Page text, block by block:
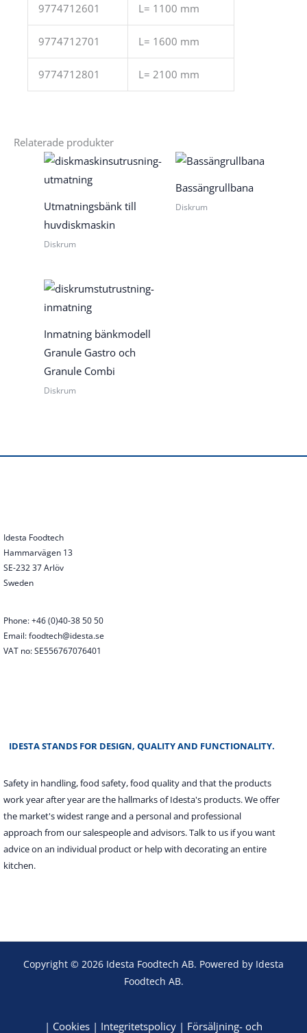
9774712601 L= 1100 mm
9774712701 L= 1600 mm
9774712801 L= 2100 mm
Relaterade produkter
Utmatningsbänk till
huvdiskmaskin
Diskrum
Bassängrullbana
Diskrum
Inmatning bänkmodell
Granule Gastro och
Granule Combi
Diskrum
Idesta Foodtech
Hammarvägen 13
SE-232 37 Arlöv
Sweden
Phone: +46 (0)40-38 50 50
Email: foodtech@idesta.se
VAT no: SE556767076401
IDESTA STANDS FOR DESIGN, QUALITY AND FUNCTIONALITY.
Safety in handling, food safety, food quality and that the products
work year after year are the hallmarks of Idesta's products. We offer
the market's widest range and a personal and professional
approach from our salespeople and advisors. Talk to us if you want
advice on an individual product or help with decorating an entire
kitchen.
Copyright © 2026 Idesta Foodtech AB. Powered by Idesta
Foodtech AB.
| Cookies | Integritetspolicy | Försäljning- och